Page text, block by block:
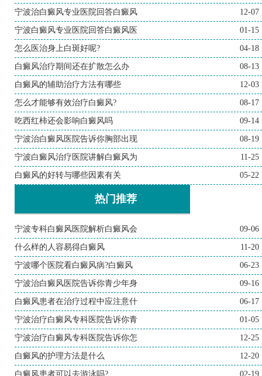
宁波治白癜风专业医院回答白癜风 12-07
宁波白癜风专业医院回答白癜风医 01-15
怎么医治身上白斑好呢? 04-18
白癜风治疗期间还在扩散怎么办 08-13
白癜风的辅助治疗方法有哪些 12-03
怎么才能够有效治疗白癜风? 08-17
吃西红柿还会影响白癜风吗 09-14
宁波治白癜风医院告诉你胸部出现 08-19
宁波白癜风治疗医院讲解白癜风为 11-25
白癜风的好转与哪些因素有关 05-22
热门推荐
宁波专科白癜风医院解析白癜风会 09-06
什么样的人容易得白癜风 11-20
宁波哪个医院看白癜风病?白癜风 06-23
宁波治白癜风医院告诉你青少年身 09-16
白癜风患者在治疗过程中应注意什 06-17
宁波治疗白癜风专科医院告诉你青 01-05
宁波治疗白癜风专科医院告诉你怎 12-25
白癜风的护理方法是什么 12-20
白癜风患者可以去游泳吗? 02-19